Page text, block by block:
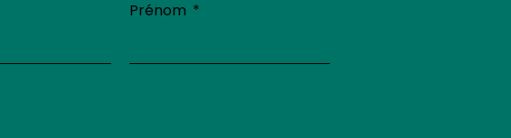
Prénom